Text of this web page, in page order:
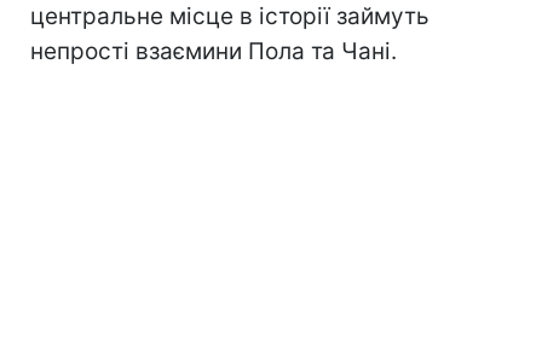
центральне місце в історії займуть
непрості взаємини Пола та Чані.